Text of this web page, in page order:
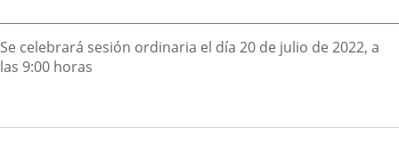
externa.externa.
Descripción
Se celebrará sesión ordinaria el día 20 de julio de 2022, a
las 9:00 horas